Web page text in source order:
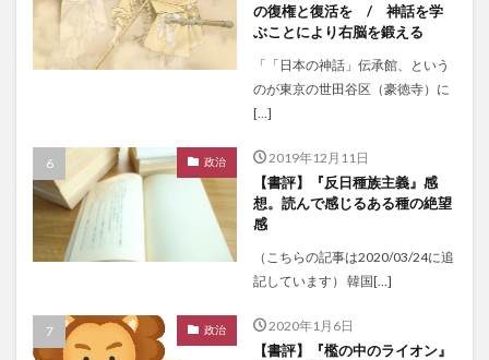
の復権と復活を / 神話を学
ぶことにより右脳を鍛える
「「日本の神話」伝承館、という
のが東京の世田谷区（豪徳寺）に
[…]
政治 2019年12月11日
【書評】『反日種族主義』感
想。読んで感じるある種の絶望
感
（こちらの記事は2020/03/24に追
記しています） 韓国[…]
政治 2020年1月6日
【書評】『檻の中のライオン』